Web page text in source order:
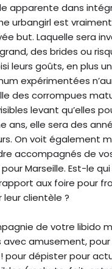
apparente dans
urbangirl est
but. Laquelle sera
des brides ou
leurs goûts, en plus
expérimentées
des corrompues
levant qu’elles
ans, elle sera des
On voit également
accompagnés de
Marseille. Est-le
aux foire pour
clientèle ?
de votre libido
amusement, pour
dépister pour